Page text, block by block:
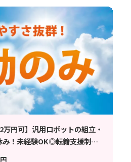
万円可】汎用ロボットの組立・
！未経験OK◎転籍支援制度
円